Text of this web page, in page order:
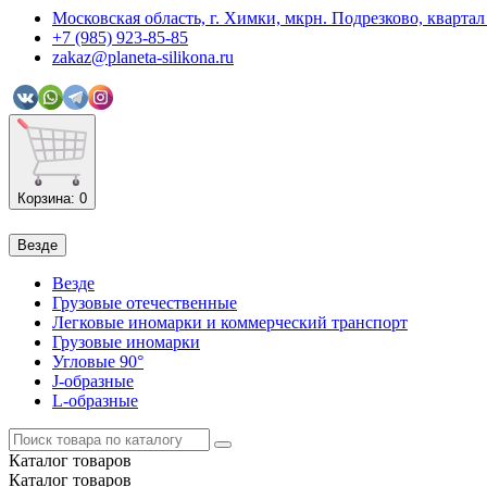
Московская область, г. Химки, мкрн. Подрезково,
+7 (985) 923-85-85
zakaz@planeta-silikona.ru
Корзина: 0
Везде
Везде
Грузовые отечественные
Легковые иномарки и коммерческий транспорт
Грузовые иномарки
Угловые 90°
J-образные
L-образные
Каталог товаров
Каталог товаров